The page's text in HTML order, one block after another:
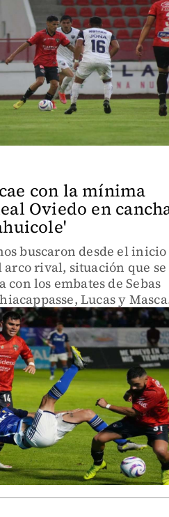
con la mínima
Oviedo en
buscaron desde el inicio
arco rival, situación que se
con los embates de Sebas
Lucas y